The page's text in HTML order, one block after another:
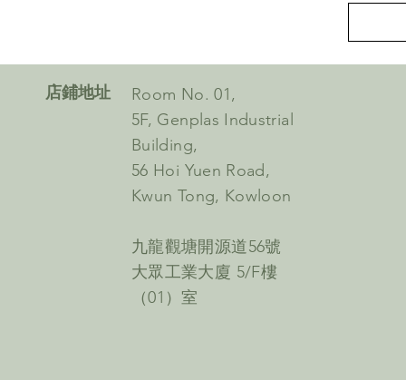
​店鋪地址
Room No. 01,
5F, Genplas Industrial
Building,
56 Hoi Yuen Road,
Kwun Tong, Kowloon
九龍觀塘開源道56號
大眾工業大廈 5/F樓
（01）室